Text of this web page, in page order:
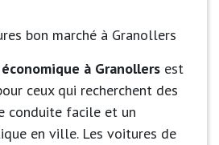
à Granollers est
ceux qui recherchent des
conduite facile et un
en ville. Les voitures de